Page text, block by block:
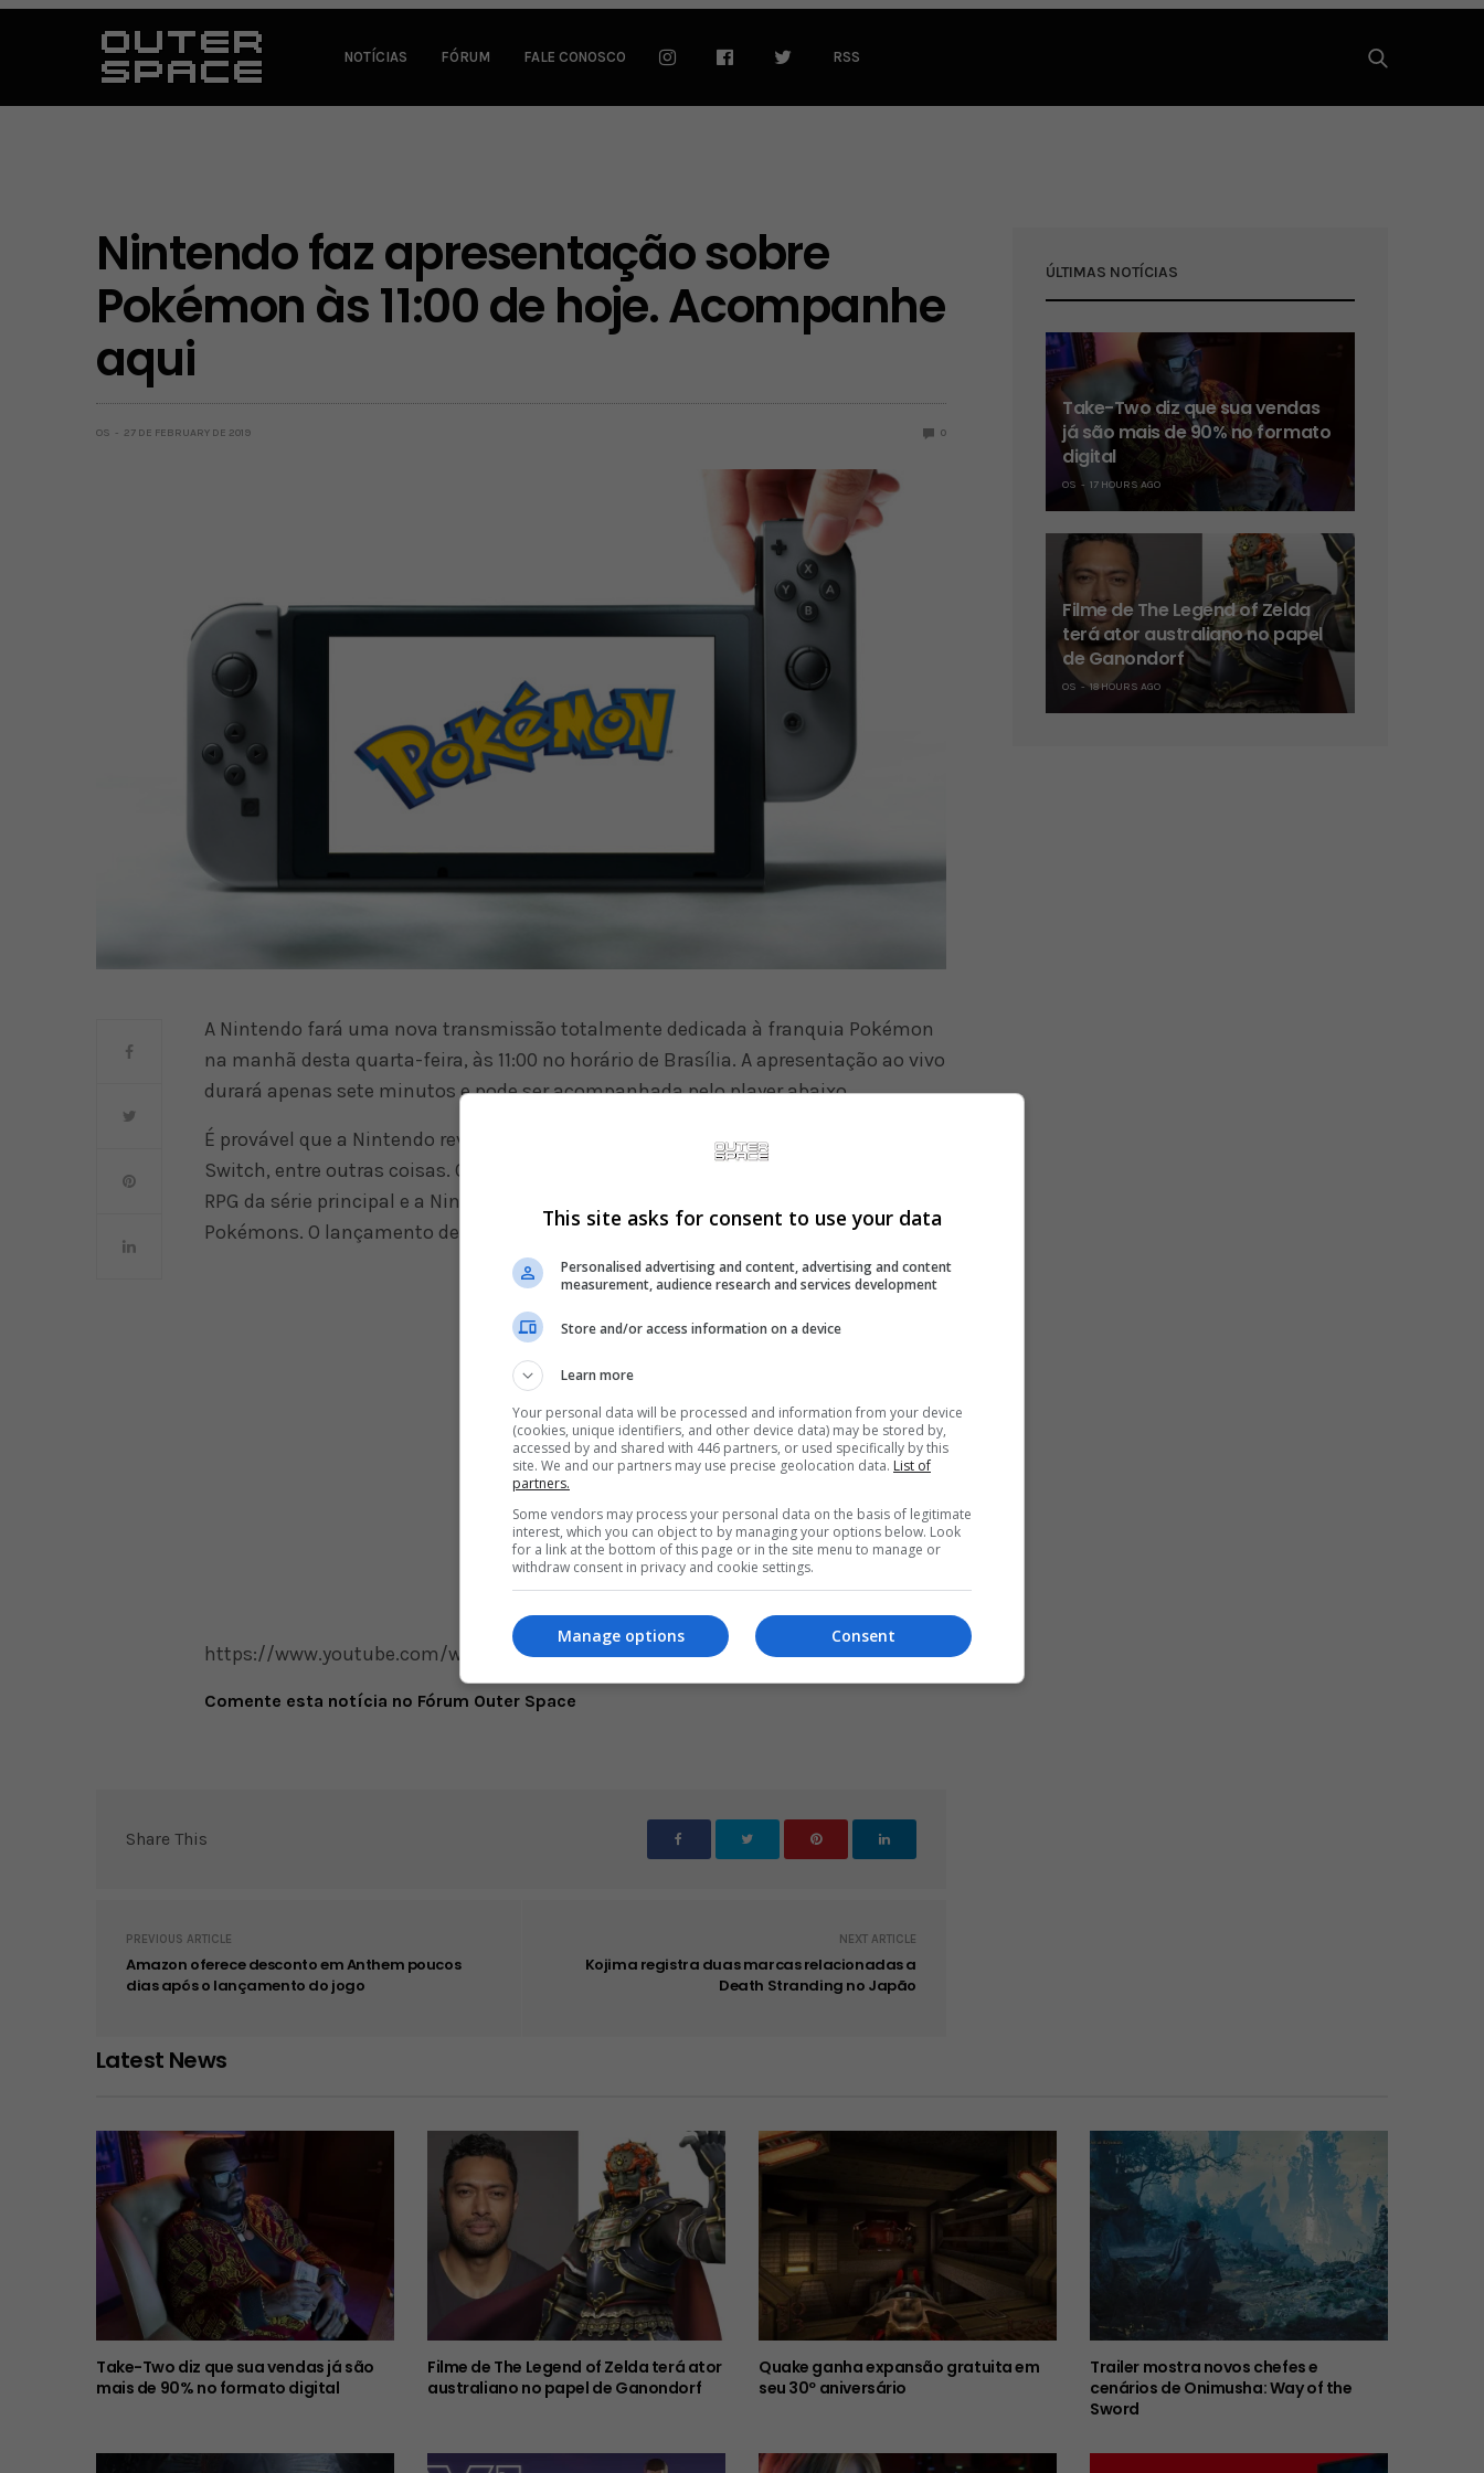
NOTÍCIAS FÓRUM FALE CONOSCO RSS
Nintendo faz apresentação sobre
Pokémon às 11:00 de hoje. Acompanhe
aqui
OS 27 DE FEBRUARY DE 2019 0
A Nintendo fará uma nova transmissão totalmente dedicada à franquia Pokémon
na manhã desta quarta-feira, às 11:00 no horário de Brasília. A apresentação ao vivo
durará apenas sete minutos e pode ser acompanhada pelo player abaixo.
É provável que a Nintendo revele oficialmente o próximo título de Pokémon no
Switch, entre outras coisas. O jogo para Switch foi anunciado na E3 2017 como um
RPG da série principal e a Nintendo disse que o título incluirá muitos novos
Pokémons. O lançamento deve ser no final do ano.
https://www.youtube.com/watch?v=CFues4zhUW4
Comente esta notícia no Fórum Outer Space
Share This
PREVIOUS ARTICLE
Amazon oferece desconto em Anthem poucos
dias após o lançamento do jogo
NEXT ARTICLE
Kojima registra duas marcas relacionadas a
Death Stranding no Japão
ÚLTIMAS NOTÍCIAS
Take-Two diz que sua vendas
já são mais de 90% no formato
digital
OS 17 HOURS AGO
Filme de The Legend of Zelda
terá ator australiano no papel
de Ganondorf
OS 18 HOURS AGO
Latest News
Take-Two diz que sua vendas já são
mais de 90% no formato digital
Filme de The Legend of Zelda terá ator
australiano no papel de Ganondorf
Quake ganha expansão gratuita em
seu 30º aniversário
Trailer mostra novos chefes e
cenários de Onimusha: Way of the
Sword
This site asks for consent to use your data
Personalised advertising and content, advertising and content
measurement, audience research and services development
Store and/or access information on a device
Learn more
Your personal data will be processed and information from your device
(cookies, unique identifiers, and other device data) may be stored by,
accessed by and shared with 446 partners, or used specifically by this
site. We and our partners may use precise geolocation data. List of
partners.
Some vendors may process your personal data on the basis of legitimate
interest, which you can object to by managing your options below. Look
for a link at the bottom of this page or in the site menu to manage or
withdraw consent in privacy and cookie settings.
Consent
Manage options